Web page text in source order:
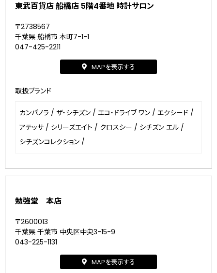
東武百貨店 船橋店 5階4番地 時計サロン
〒2738567
千葉県 船橋市 本町7-1-1
047-425-2211
MAPを表示する
取扱ブランド
カンパノラ / ザ・シチズン / エコ・ドライブ ワン / エクシード /
アテッサ / シリーズエイト / クロスシー / シチズン エル /
シチズンコレクション /
勉強堂 本店
〒2600013
千葉県 千葉市 中央区中央3-15-9
043-225-1131
MAPを表示する